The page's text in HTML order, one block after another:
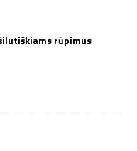
rūpimus